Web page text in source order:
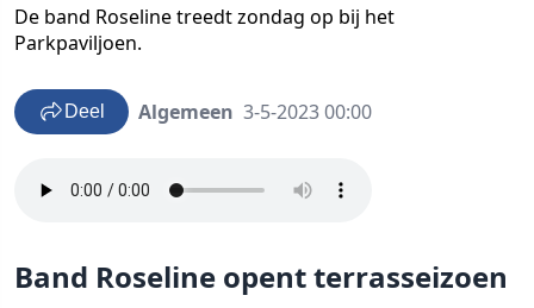
De band Roseline treedt zondag op bij het
Parkpaviljoen.
Deel Algemeen 3-5-2023 00:00
Band Roseline opent terrasseizoen